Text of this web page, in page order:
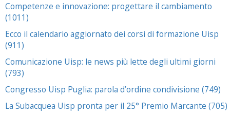
Competenze e innovazione: progettare il cambiamento
(1011)
Ecco il calendario aggiornato dei corsi di formazione Uisp
(911)
Comunicazione Uisp: le news più lette degli ultimi giorni
(793)
Congresso Uisp Puglia: parola d’ordine condivisione (749)
La Subacquea Uisp pronta per il 25° Premio Marcante (705)